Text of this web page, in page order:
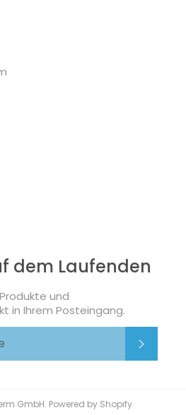
dem Laufenden
und
in Ihrem Posteingang.
GmbH. Powered by Shopify